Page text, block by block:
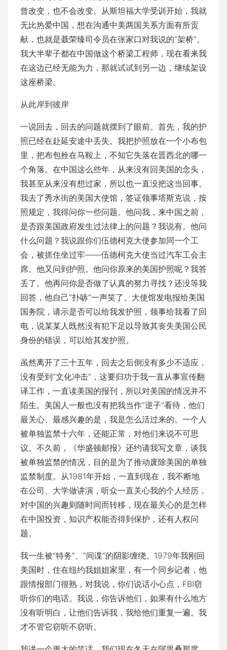
曾改变，也不会改变。从斯坦福大学受训开始，我就
无比热爱中国，想在沟通中美两国关系方面有所贡
献，也就是聂荣臻司令员在张家口对我说的“架桥”。
我大半辈子都在中国做这个桥梁工程师，现在看来我
在这边已经无能为力，那就试试到另一边，继续架设
这座桥梁。
从此岸到彼岸
一说回去，回去的问题就摆到了眼前。首先，我的护
照已经在赴延安途中丢失。我把护照放在一个小布包
里，把布包拴在马鞍上，不知它失落在晋西北的哪一
个角落。在中国这么些年，从来没有回美国的念头，
我甚至从来没有想过家，所以也一直没把这当回事。
我去了秀水街的美国大使馆，签证领事塔斯克说，按
照规定，我得问你一些问题。他问我，来中国之前，
是否跟美国政府发生过法律上的问题？我说有。他问
什么问题？我说跟你们伍德柯克大使参加同一个工
会，被抓住坐过牢——伍德柯克大使当过汽车工会主
席。他又问到护照。他问你原来的美国护照呢？我答
丢了。他再问你是否做了认真的努力寻找？还没等我
回答，他自己“扑哧”一声笑了。大使馆发电报给美国
国务院，请示是否可以给我发护照，领事给我看了回
电，说某某人既然没有犯下足以导致其丧失美国公民
身份的错误，可以给其发护照。
虽然离开了三十五年，回去之后倒没有多少不适应，
没有受到“文化冲击”，这要归功于我一直从事宣传翻
译工作，一直读美国的报刊，所以对美国的情况并不
陌生。美国人一般也没有把我当作“逆子”看待，他们
最关心、最感兴趣的是，我是怎么活过来的。一个人
被单独监禁十六年，还能正常，对他们来说不可思
议。不久前，《华盛顿邮报》还约请我写文章，谈我
被单独监禁的情况，目的是为了推动废除美国的单独
监禁制度。从1981年开始，一直到现在，我不断地
在公司、大学做讲演，听众一直关心我的个人经历，
对中国的兴趣则随时间而转移，现在最关心的是怎样
在中国投资，知识产权能否得到保护，还有人权问
题。
我一生被“特务”、“间谍”的阴影缠绕。1979年我刚回
美国时，住在纽约我姐姐家里，有一个同乡记者，他
跟情报部门很熟，对我说，你们说话小心点，FBI窃
听你们的电话。我说，你告诉他们，如果有什么地方
没有听明白，让他们告诉我，我给他们重复一遍。我
才不管它窃听不窃听。